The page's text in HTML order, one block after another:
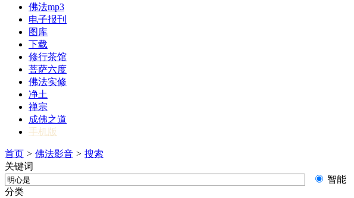
佛法mp3
电子报刊
图库
下载
修行茶馆
菩萨六度
佛法实修
净土
禅宗
成佛之道
手机版
首页 > 佛法影音 > 搜索
关键词
智能
分类